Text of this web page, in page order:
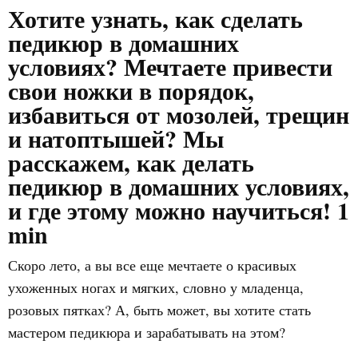
Хотите узнать, как сделать
педикюр в домашних
условиях? Мечтаете привести
свои ножки в порядок,
избавиться от мозолей, трещин
и натоптышей? Мы
расскажем, как делать
педикюр в домашних условиях,
и где этому можно научиться! 1
min
Скоро лето, а вы все еще мечтаете о красивых
ухоженных ногах и мягких, словно у младенца,
розовых пятках? А, быть может, вы хотите стать
мастером педикюра и зарабатывать на этом?